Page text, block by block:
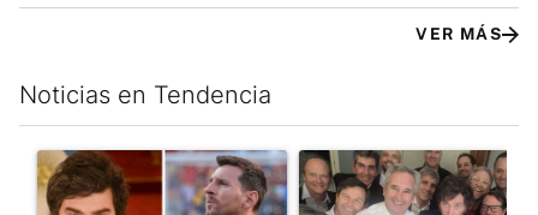
VER MÁS
Noticias en Tendencia
Este listado muestra los artículos con más comentarios en los
Un artículo de tendencia con el título "Milei despidió a Jorge
Un artículo de tendencia con